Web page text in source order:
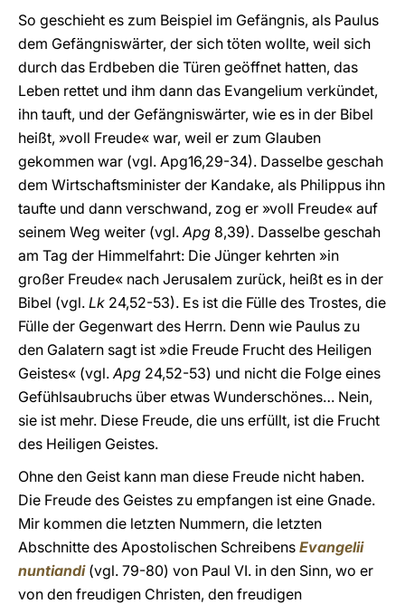
So geschieht es zum Beispiel im Gefängnis, als Paulus
dem Gefängniswärter, der sich töten wollte, weil sich
durch das Erdbeben die Türen geöffnet hatten, das
Leben rettet und ihm dann das Evangelium verkündet,
ihn tauft, und der Gefängniswärter, wie es in der Bibel
heißt, »voll Freude« war, weil er zum Glauben
gekommen war (vgl. Apg16,29-34). Dasselbe geschah
dem Wirtschaftsminister der Kandake, als Philippus ihn
taufte und dann verschwand, zog er »voll Freude« auf
seinem Weg weiter (vgl.Apg 8,39). Dasselbe geschah
am Tag der Himmelfahrt: Die Jünger kehrten »in
großer Freude« nach Jerusalem zurück, heißt es in der
Bibel (vgl. Lk 24,52-53). Es ist die Fülle des Trostes, die
Fülle der Gegenwart des Herrn. Denn wie Paulus zu
den Galatern sagt ist »die Freude Frucht des Heiligen
Geistes« (vgl.Apg 24,52-53) und nicht die Folge eines
Gefühlsaubruchs über etwas Wunderschönes… Nein,
sie ist mehr. Diese Freude, die uns erfüllt, ist die Frucht
des Heiligen Geistes.
Ohne den Geist kann man diese Freude nicht haben.
Die Freude des Geistes zu empfangen ist eine Gnade.
Mir kommen die letzten Nummern, die letzten
Abschnitte des Apostolischen Schreibens Evangelii
nuntiandi(vgl. 79-80) von Paul VI. in den Sinn, wo er
von den freudigen Christen, den freudigen